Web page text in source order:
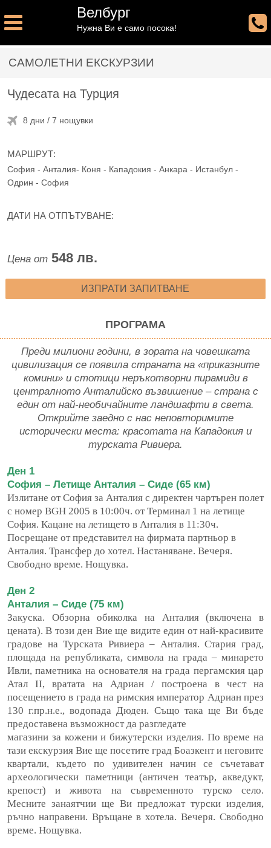
Велбург
Нужна Ви е само посока!
САМОЛЕТНИ ЕКСКУРЗИИ
Чудесата на Турция
8 дни / 7 нощувки
МАРШРУТ:
София - Анталия- Коня - Кападокия - Анкара - Истанбул -
Одрин - София
ДАТИ НА ОТПЪТУВАНЕ:
Цена от 548 лв.
ИЗПРАТИ ЗАПИТВАНЕ
ПРОГРАМА
Преди милиони години, в зората на човешката
цивилизация се появила страната на «приказните
комини» и стотици неръкотворни пирамиди в
централното Анталийско възвишение – страна с
един от най-необичайните ландшафти в света.
Открийте заедно с нас неповторимите
исторически места: красотата на Кападокия и
турската Ривиера.
Ден 1
София – Летище Анталия – Сиде (65 км)
Излитане от София за Анталия с директен чартърен полет
с номер BGH 2005 в 10:00ч. от Терминал 1 на летище
София. Кацане на летището в Анталия в 11:30ч.
Посрещане от представител на фирмата партньор в
Анталия. Трансфер до хотел. Настаняване. Вечеря.
Свободно време. Нощувка.
Ден 2
Анталия – Сиде (75 км)
Закуска. Обзорна обиколка на Анталия (включена в
цената). В този ден Вие ще видите един от най-красивите
градове на Турската Ривиера – Анталия. Стария град,
площада на републиката, символа на града – минарето
Ивли, паметника на основателя на града пергамския цар
Атал ІІ, вратата на Адриан / построена в чест на
посещението в града на римския император Адриан през
130 г.пр.н.е., водопада Дюден. Също така ще Ви бъде
предоставена възможност да разгледате
магазини за кожени и бижутерски изделия. По време на
тази екскурзия Вие ще посетите град Боазкент и неговите
квартали, където по удивителен начин се съчетават
археологически паметници (античен театър, акведукт,
крепост) и живота на съвременното турско село.
Месните занаятчии ще Ви предложат турски изделия,
ръчно направени. Връщане в хотела. Вечеря. Свободно
време. Нощувка.